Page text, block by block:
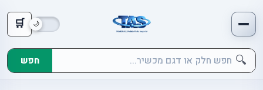
🛒
🔍 חפש